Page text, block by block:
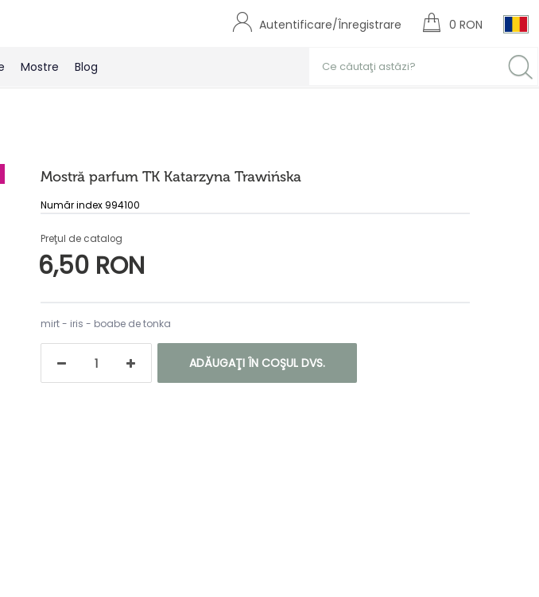
Autentificare/Înregistrare 0 RON
Mostre Blog
Mostră parfum TK Katarzyna Trawińska
Număr index 994100
Preţul de catalog
6,50 RON
mirt - iris - boabe de tonka
ADĂUGAŢI ÎN COŞUL DVS.